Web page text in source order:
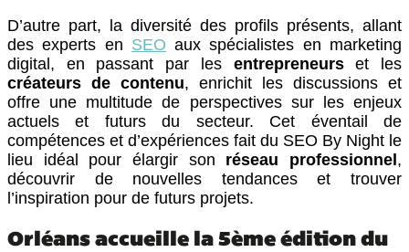
D’autre part, la diversité des profils présents, allant
des experts en SEO aux spécialistes en marketing
digital, en passant par les entrepreneurset les
créateurs de contenu, enrichit les discussions et
offre une multitude de perspectives sur les enjeux
actuels et futurs du secteur. Cet éventail de
compétences et d’expériences fait du SEO By Night le
lieu idéal pour élargir son réseau professionnel,
découvrir de nouvelles tendances et trouver
l’inspiration pour de futurs projets.
Orléans accueille la 5ème édition du